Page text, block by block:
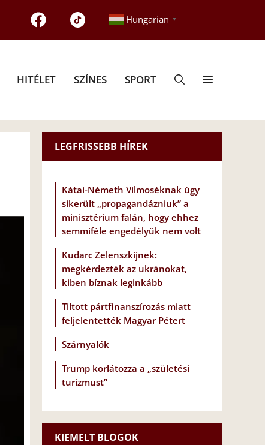
Hungarian ▼
HITÉLET SZÍNES SPORT
LEGFRISSEBB HÍREK
Kátai-Németh Vilmoséknak úgy
sikerült „propagandázniuk” a
minisztérium falán, hogy ehhez
semmiféle engedélyük nem volt
Kudarc Zelenszkijnek:
megkérdezték az ukránokat,
kiben bíznak leginkább
Tiltott pártfinanszírozás miatt
feljelentették Magyar Pétert
Szárnyalók
Trump korlátozza a „születési
turizmust”
KIEMELT BLOGOK